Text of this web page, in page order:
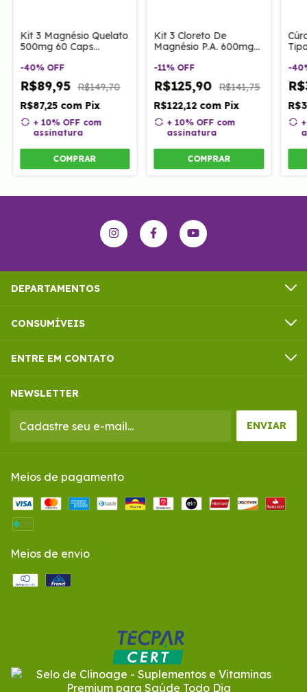
Kit 3 Magnésio Quelato
500mg 60 Caps
-40% OFF
R$89,95 R$149,70
R$87,25 com Pix
+ 10% OFF com
assinatura
COMPRAR
Kit 3 Cloreto De
Magnésio P.A. 600mg
-11% OFF
R$125,90 R$141,75
R$122,12 com Pix
+ 10% OFF com
assinatura
COMPRAR
-40
DEPARTAMENTOS
CONSUMÍVEIS
ENTRE EM CONTATO
NEWSLETTER
Meios de pagamento
Meios de envio